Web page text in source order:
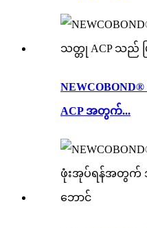
ACP အတွက်...